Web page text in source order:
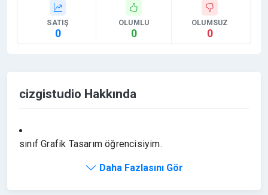
SATIŞ
0
OLUMLU
0
OLUMSUZ
0
cizgistudio Hakkında
sınıf Grafik Tasarım öğrencisiyim.
arayüz, mobil arayüz tasarımları ve sosyal medya
tasarımları üzerine çalışıyorum.
Daha Fazlasını Gör